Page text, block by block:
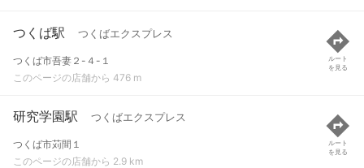
つくば駅 つくばエクスプレス
つくば市吾妻２-４-１
このページの店舗から 476 m
ルート
を見る
研究学園駅 つくばエクスプレス
つくば市苅間１
このページの店舗から 2.9 km
ルート
を見る